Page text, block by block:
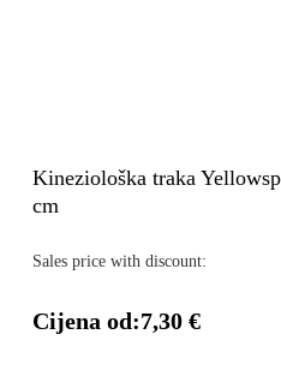
Kineziološka traka
cm
Sales price with discount:
Cijena od:7,30 €